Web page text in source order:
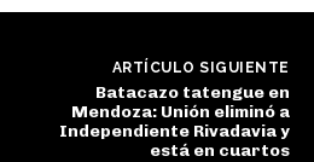
ARTÍCULO SIGUIENTE
Batacazo tatengue en
Mendoza: Unión eliminó a
Independiente Rivadavia y
está en cuartos